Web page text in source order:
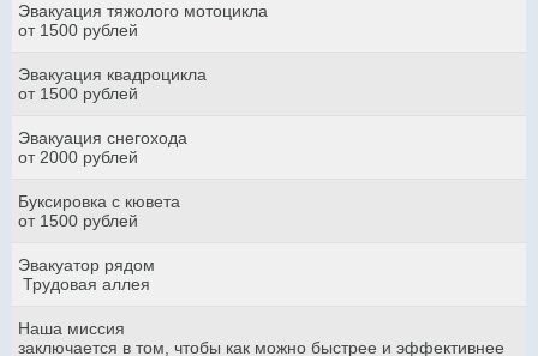
Эвакуация тяжолого мотоцикла
от 1500 рублей
Эвакуация квадроцикла
от 1500 рублей
Эвакуация снегохода
от 2000 рублей
Буксировка с кювета
от 1500 рублей
Эвакуатор рядом
Трудовая аллея
Наша миссия
заключается в том, чтобы как можно быстрее и эффективнее